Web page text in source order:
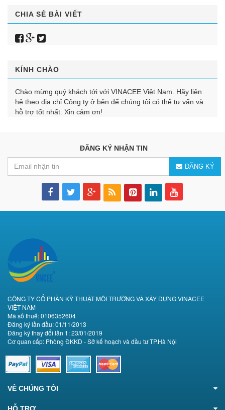
CHIA SẺ BÀI VIẾT
KÍNH CHÀO
Chào mừng quý khách tới với VINACEE Việt Nam. Hãy liên
hệ theo địa chỉ Công ty ở bên để chúng tôi có thể tư vấn và
hỗ trợ tốt nhất. Xin cảm ơn!
ĐĂNG KÝ NHẬN TIN
ĐĂNG KÝ
CÔNG TY CỔ PHẦN KỸ THUẬT MÔI TRƯỜNG VÀ XÂY DỰNG VINACEE
VIỆT NAM
Mã số thuế: 0106352604
Đăng ký lần đầu: 01/11/2013
Đăng ký thay đổi lần 1: 23/01/2019
Cơ quan cấp: Phòng ĐKKD - Sở kế hoạch và đầu tư TP.Hà Nội
VỀ CHÚNG TÔI